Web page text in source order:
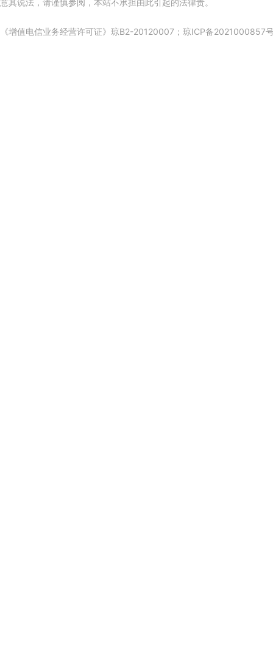
意其说法，请谨慎参阅，本站不承担由此引起的法律责。
《增值电信业务经营许可证》琼B2-20120007； 琼ICP备2021000857